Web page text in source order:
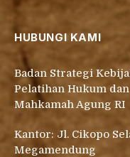
HUBUNGI KAMI
Badan Strategi
Pelatihan Hukum
Mahkamah Agung RI
Kantor: Jl. Cikopo
Megamendung